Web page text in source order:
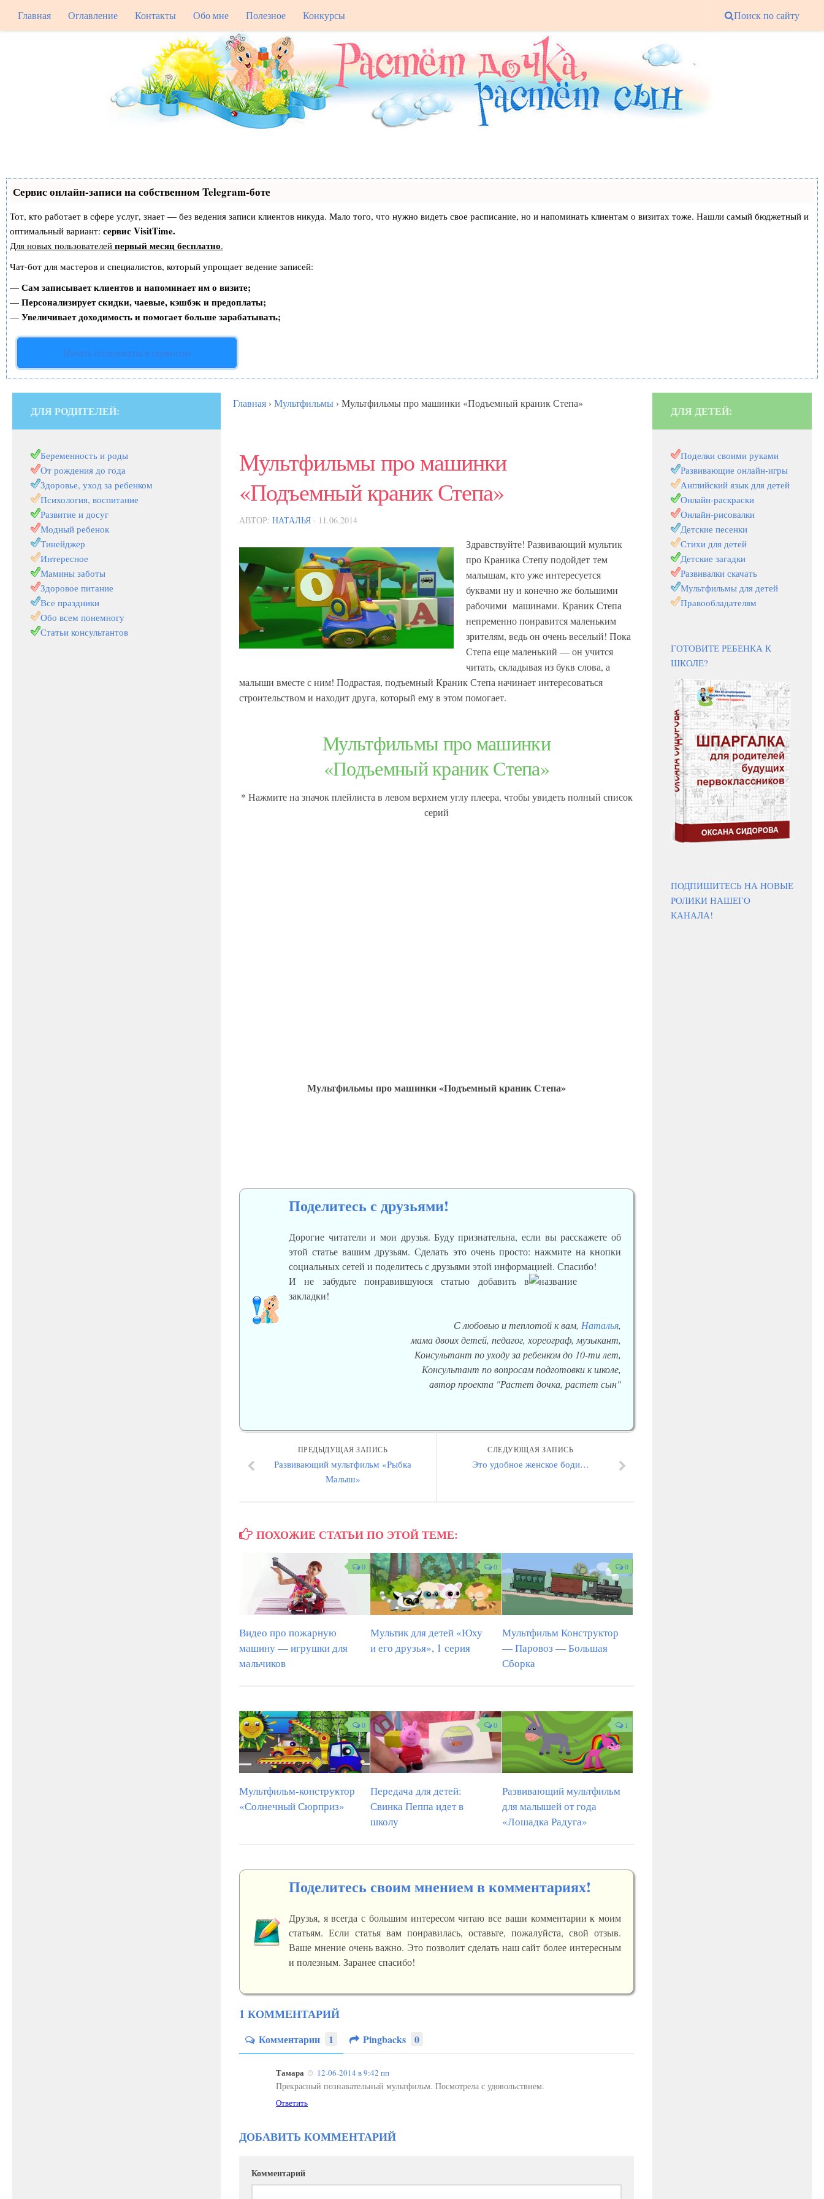
Главная Оглавление Контакты Обо мне Полезное Конкурсы Поиск по сайту
Сервис онлайн-записи на собственном Telegram-боте
Тот, кто работает в сфере услуг, знает — без ведения записи клиентов никуда. Мало того, что нужно видеть свое расписание, но и напоминать клиентам о визитах тоже. Нашли самый бюджетный и
оптимальный вариант: сервис VisitTime.
Для новых пользователей первый месяц бесплатно.
Чат-бот для мастеров и специалистов, который упрощает ведение записей:
— Сам записывает клиентов и напоминает им о визите;
— Персонализирует скидки, чаевые, кэшбэк и предоплаты;
— Увеличивает доходимость и помогает больше зарабатывать;
Начать пользоваться сервисом
Главная › Мультфильмы › Мультфильмы про машинки «Подъемный краник Степа»
Мультфильмы про машинки
«Подъемный краник Степа»
АВТОР: НАТАЛЬЯ · 11.06.2014
Здравствуйте! Развивающий мультик
про Краника Степу подойдет тем
малышам, кто уже интересуется
буквами ну и конечно же большими
рабочими машинами. Краник Степа
непременно понравится маленьким
зрителям, ведь он очень веселый! Пока
Степа еще маленький — он учится
читать, складывая из букв слова, а
малыши вместе с ним! Подрастая, подъемный Краник Степа начинает интересоваться
строительством и находит друга, который ему в этом помогает.
Мультфильмы про машинки
«Подъемный краник Степа»
* Нажмите на значок плейлиста в левом верхнем углу плеера, чтобы увидеть полный список
серий
Мультфильмы про машинки «Подъемный краник Степа»
Поделитесь с друзьями!
Дорогие читатели и мои друзья. Буду признательна, если вы расскажете об
этой статье вашим друзьям. Сделать это очень просто: нажмите на кнопки
социальных сетей и поделитесь с друзьями этой информацией. Спасибо!
И не забудьте понравившуюся статью добавить в
закладки!
С любовью и теплотой к вам, Наталья,
мама двоих детей, педагог, хореограф, музыкант,
Консультант по уходу за ребенком до 10-ти лет,
Консультант по вопросам подготовки к школе,
автор проекта "Растет дочка, растет сын"
СЛЕДУЮЩАЯ ЗАПИСЬ
Это удобное женское боди…
ПРЕДЫДУЩАЯ ЗАПИСЬ
Развивающий мультфильм «Рыбка
Малыш»
ПОХОЖИЕ СТАТЬИ ПО ЭТОЙ ТЕМЕ:
0
Видео про пожарную
машину — игрушки для
мальчиков
0
Мультик для детей «Юху
и его друзья», 1 серия
0
Мультфильм Конструктор
— Паровоз — Большая
Сборка
0
Мультфильм-конструктор
«Солнечный Сюрприз»
0
Передача для детей:
Свинка Пеппа идет в
школу
1
Развивающий мультфильм
для малышей от года
«Лошадка Радуга»
Поделитесь своим мнением в комментариях!
Друзья, я всегда с большим интересом читаю все ваши комментарии к моим
статьям. Если статья вам понравилась, оставьте, пожалуйста, свой отзыв.
Ваше мнение очень важно. Это позволит сделать наш сайт более интересным
и полезным. Заранее спасибо!
1 КОММЕНТАРИЙ
Комментарии 1 Pingbacks 0
Тамара 12-06-2014 в 9:42 пп
Прекрасный познавательный мультфильм. Посмотрела с удовольствием.
Ответить
ДОБАВИТЬ КОММЕНТАРИЙ
Комментарий
ДЛЯ РОДИТЕЛЕЙ:
Беременность и роды
От рождения до года
Здоровье, уход за ребенком
Психология, воспитание
Развитие и досуг
Модный ребенок
Тинейджер
Интересное
Мамины заботы
Здоровое питание
Все праздники
Обо всем понемногу
Статьи консультантов
ДЛЯ ДЕТЕЙ:
Поделки своими руками
Развивающие онлайн-игры
Английский язык для детей
Онлайн-раскраски
Онлайн-рисовалки
Детские песенки
Стихи для детей
Детские загадки
Развивалки скачать
Мультфильмы для детей
Правообладателям
ГОТОВИТЕ РЕБЕНКА К
ШКОЛЕ?
ПОДПИШИТЕСЬ НА НОВЫЕ
РОЛИКИ НАШЕГО
КАНАЛА!